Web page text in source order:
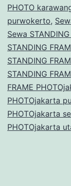
PHOTO
purwokerto,
Sewa
STANDING
STANDING
STANDING
FRAME
PHOTOjakarta
PHOTOjakarta
PHOTOjakarta